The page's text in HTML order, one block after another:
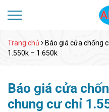
Trang chủ
Báo giá cửa chống
1.550k – 1.650k
Báo giá cửa
chung cư chỉ